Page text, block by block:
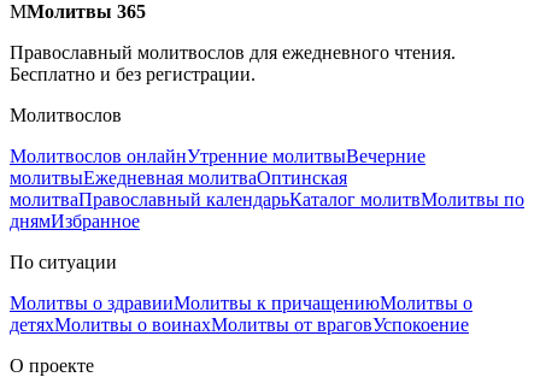
ММолитвы 365
Православный молитвослов для ежедневного чтения.
Бесплатно и без регистрации.
Молитвослов
Молитвослов онлайнУтренние молитвыВечерние
молитвыЕжедневная молитваОптинская
молитваПравославный календарьКаталог молитвМолитвы по
днямИзбранное
По ситуации
Молитвы о здравииМолитвы к причащениюМолитвы о
детяхМолитвы о воинахМолитвы от враговУспокоение
О проекте